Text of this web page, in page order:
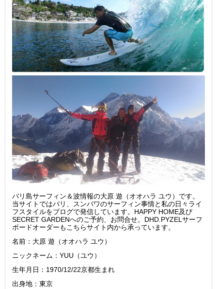
バリ島サーフィン＆波情報の大原 遊（オオハラ ユウ）です。
当サイトではバリ、スンバワのサーフィン事情と私の日々ライ
フスタイルをブログで発信しています。HAPPY HOME及び
SECRET GARDENへのご予約、お問合せ。DHD.PYZELサーフ
ボードオーダーもこちらサイト内から承っています。
名前：大原 遊（オオハラ ユウ）
ニックネーム：YUU（ユウ）
生年月日：1970/12/22京都生まれ
出身地：東京